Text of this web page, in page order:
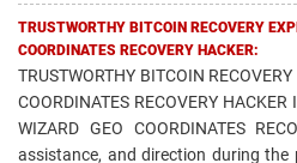
TRUSTWORTHY BITCOIN RECOVERY
COORDINATES RECOVERY HACKER:
TRUSTWORTHY BITCOIN
COORDINATES RECOVERY
WIZARD GEO COORDINATES
assistance, and direction during